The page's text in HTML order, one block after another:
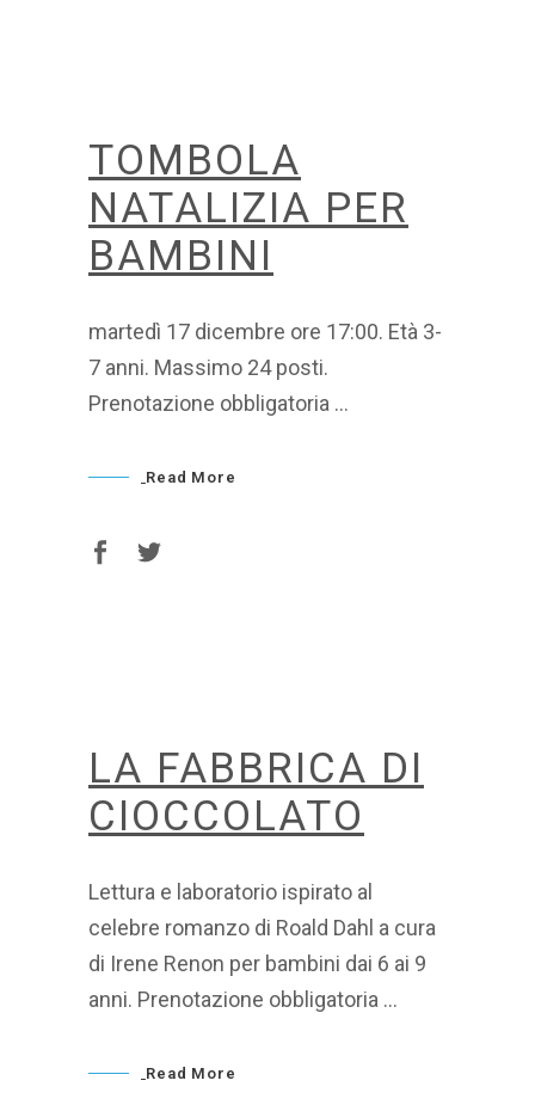
TOMBOLA
NATALIZIA PER
BAMBINI
martedì 17 dicembre ore 17:00. Età 3-
7 anni. Massimo 24 posti.
Prenotazione obbligatoria
Read More
LA FABBRICA DI
CIOCCOLATO
Lettura e laboratorio ispirato al
celebre romanzo di Roald Dahl a cura
di Irene Renon per bambini dai 6 ai 9
anni. Prenotazione obbligatoria
Read More